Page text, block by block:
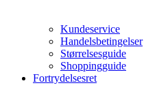
Kundeservice
Handelsbetingelser
Størrelsesguide
Shoppingguide
Fortrydelsesret